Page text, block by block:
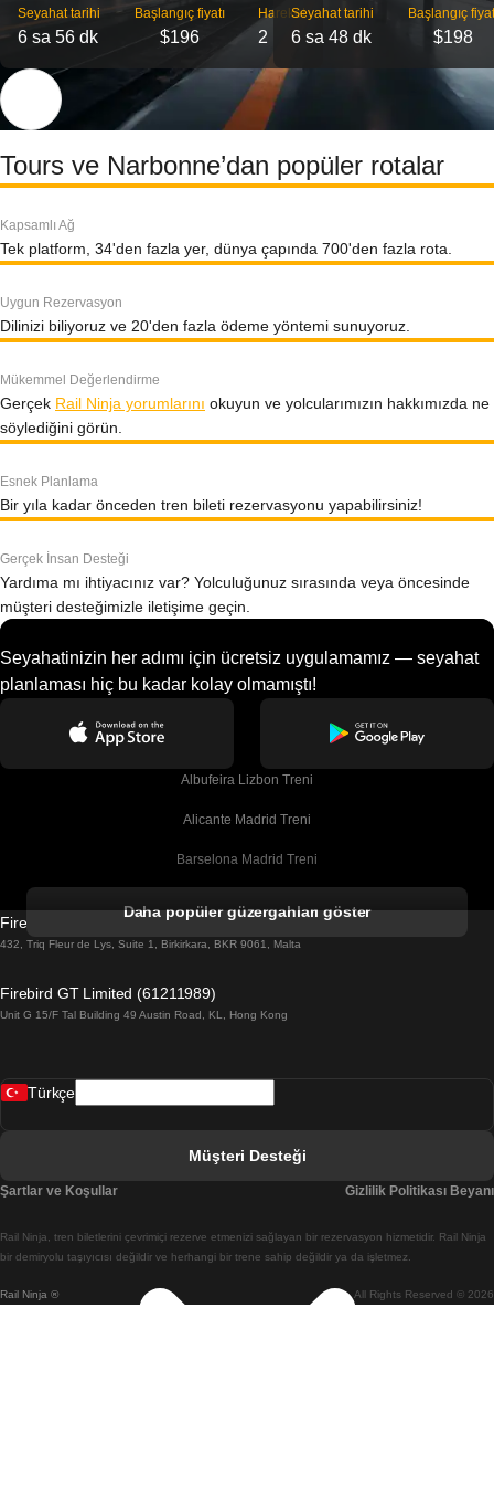
Seyahat tarihi
6 sa 56 dk
Başlangıç ​​fiyatı
$196
Hareket
2
Seyahat tarihi
6 sa 48 dk
Başlangıç
$198
Tours ve Narbonne’dan popüler rotalar
Kapsamlı Ağ
Tek platform, 34'den fazla yer, dünya çapında 700'den fazla rota.
Uygun Rezervasyon
Dilinizi biliyoruz ve 20'den fazla ödeme yöntemi sunuyoruz.
Mükemmel Değerlendirme
Gerçek Rail Ninja yorumlarını okuyun ve yolcularımızın hakkımızda ne
söylediğini görün.
Esnek Planlama
Bir yıla kadar önceden tren bileti rezervasyonu yapabilirsiniz!
Gerçek İnsan Desteği
Yardıma mı ihtiyacınız var? Yolculuğunuz sırasında veya öncesinde
müşteri desteğimizle iletişime geçin.
Seyahatinizin her adımı için ücretsiz uygulamamız — seyahat
planlaması hiç bu kadar kolay olmamıştı!
Albufeira Lizbon Treni
Alicante Madrid Treni
Barselona Madrid Treni
Barselona Sevilla Treni
Belfast Dublin Treni
Budapeşte Viyana Treni
Busan Cheonan(Asan) Treni
Daha popüler güzergahları göster
Firebird GT Limited (OC 1451)
432, Triq Fleur de Lys, Suite 1, Birkirkara, BKR 9061, Malta
Firebird GT Limited (61211989)
Unit G 15/F Tal Building 49 Austin Road, KL, Hong Kong
Rail Ninja ® All Rights Reserved © 2026
Rail Ninja, tren biletlerini çevrimiçi rezerve etmenizi sağlayan bir rezervasyon hizmetidir. Rail Ninja
bir demiryolu taşıyıcısı değildir ve herhangi bir trene sahip değildir ya da işletmez.
Türkçe
Müşteri Desteği
Şartlar ve Koşullar Gizlilik Politikası Beyanı